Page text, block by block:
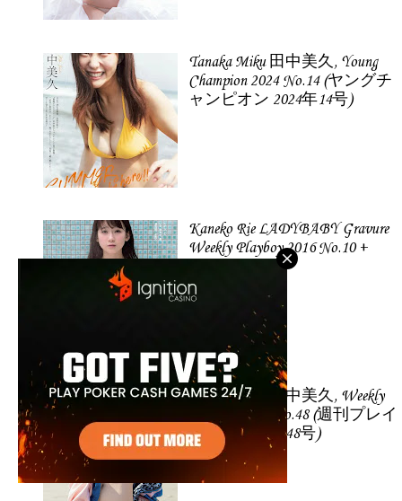
Tanaka Miku 田中美久, Young
Champion 2024 No.14 (ヤングチ
ャンピオン 2024年14号)
Kaneko Rie LADYBABY Gravure
Weekly Playboy 2016 No.10 +
Tanaka Miku 田中美久, Weekly
Playboy 2021 No.48 (週刊プレイ
ボーイ 2021年48号)